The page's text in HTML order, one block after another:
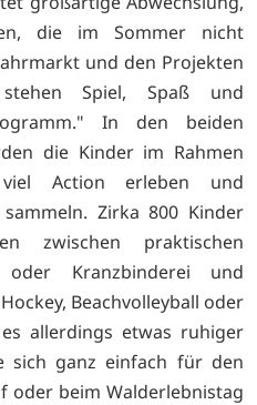
die im Sommer nicht
und den Projekten
stehen Spiel, Spaß und
In den beiden
die Kinder im Rahmen
viel Action erleben und
Zirka 800 Kinder
zwischen praktischen
Kranzbinderei und
Beachvolleyball oder
allerdings etwas ruhiger
sich ganz einfach für den
oder beim Walderlebnistag